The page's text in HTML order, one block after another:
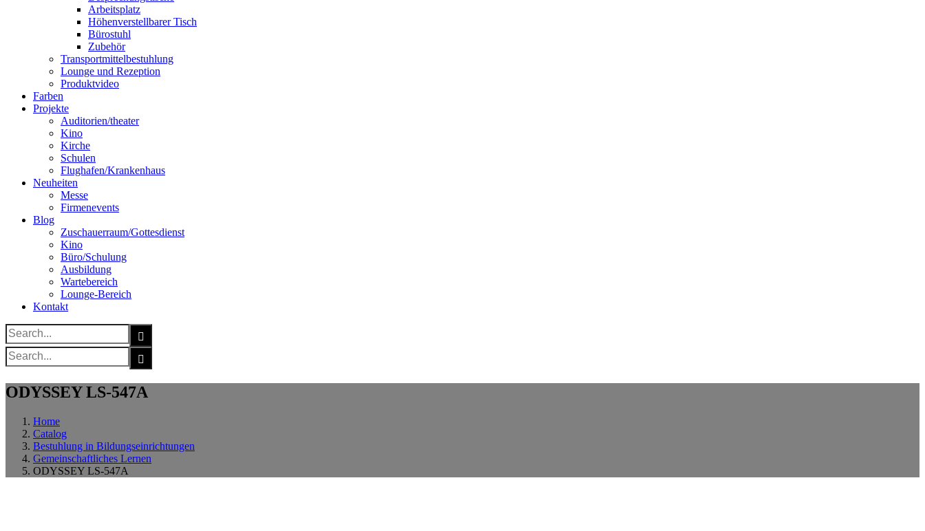
Arbeitsplatz
Höhenverstellbarer Tisch
Bürostuhl
Zubehör
Transportmittelbestuhlung
Lounge und Rezeption
Produktvideo
Farben
Projekte
Auditorien/theater
Kino
Kirche
Schulen
Flughafen/Krankenhaus
Neuheiten
Messe
Firmenevents
Blog
Zuschauerraum/Gottesdienst
Kino
Büro/Schulung
Ausbildung
Wartebereich
Lounge-Bereich
Kontakt
Search
for:
Search
for:
ODYSSEY LS-547A
Home
Catalog
Bestuhlung in Bildungseinrichtungen
Gemeinschaftliches Lernen
ODYSSEY LS-547A